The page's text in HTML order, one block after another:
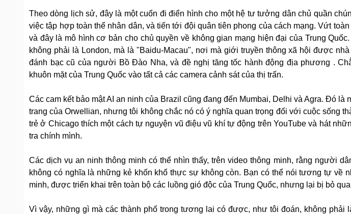
Theo dòng lịch sử, đây là một cuốn đi điển hình cho một hệ tư tưởng dân chủ quần
việc tập hợp toàn thể nhân dân, và tiến tới đội quân tiên phong của cách mạng. Vứt
và đây là mô hình cơ bản cho chủ quyền về không gian mạng hiện đại của Trung
không phải là London, mà là "Baidu-Macau", nơi mà giới truyền thông xã hội được
đánh bạc cũ của người Bồ Đào Nha, và đề nghị tăng tốc hành động địa phương .
khuôn mặt của Trung Quốc vào tất cả các camera cảnh sát của thị trấn.
Các cam kết bảo mật AI an ninh của Brazil cũng đang đến Mumbai, Delhi và Agra. Đó là
trang của Orwellian, nhưng tôi không chắc nó có ý nghĩa quan trọng đối với cuộc sống
trẻ ở Chicago thích một cách tự nguyện vũ điệu vũ khí tự động trên YouTube và hát
tra chính mình.
Các dịch vụ an ninh thông minh có thể nhìn thấy, trên video thông minh, rằng người
không có nghĩa là những kẻ khốn khổ thực sự không còn. Bạn có thể nói tương tự về
minh, được triển khai trên toàn bộ các luồng gió độc của Trung Quốc, nhưng lại bị bỏ
Vì vậy, những gì mà các thành phố trong tương lai có được, như tôi đoán, không phải